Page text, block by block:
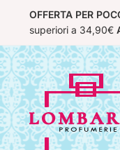
navigation
content
OFFERTA PER
superiori a 34,90€